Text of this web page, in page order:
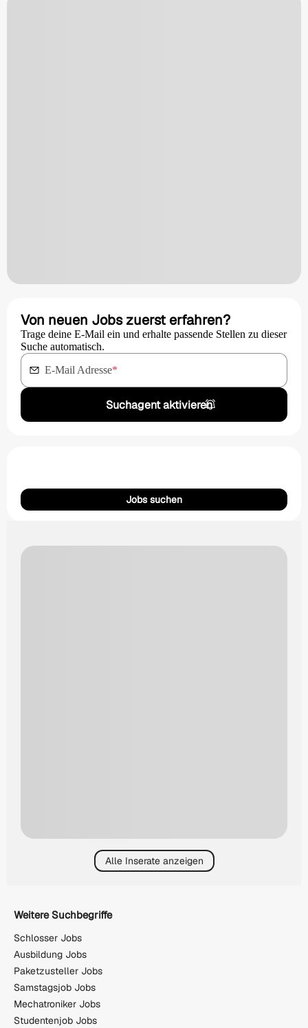
Von neuen Jobs zuerst erfahren?
Trage deine E-Mail ein und erhalte passende Stellen zu dieser
Suche automatisch.
E-Mail Adresse*
Suchagent aktivieren
Jobs suchen
Alle Inserate anzeigen
Weitere Suchbegriffe
Schlosser Jobs
Ausbildung Jobs
Paketzusteller Jobs
Samstagsjob Jobs
Mechatroniker Jobs
Studentenjob Jobs